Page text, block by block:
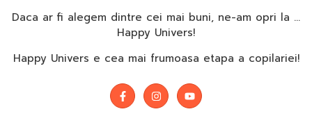
Daca ar fi alegem dintre cei mai buni, ne-am opri la …
Happy Univers!
Happy Univers e cea mai frumoasa etapa a copilariei!